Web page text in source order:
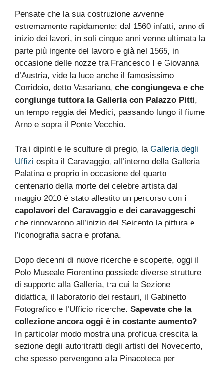
Pensate che la sua costruzione avvenne
estremamente rapidamente: dal 1560 infatti, anno di
inizio dei lavori, in soli cinque anni venne ultimata la
parte più ingente del lavoro e già nel 1565, in
occasione delle nozze tra Francesco I e Giovanna
d’Austria, vide la luce anche il famosissimo
Corridoio, detto Vasariano, che congiungeva e che
congiunge tuttora la Galleria con Palazzo Pitti,
un tempo reggia dei Medici, passando lungo il fiume
Arno e sopra il Ponte Vecchio.
Tra i dipinti e le sculture di pregio, la Galleria degli
Uffizi ospita il Caravaggio, all’interno della Galleria
Palatina e proprio in occasione del quarto
centenario della morte del celebre artista dal
maggio 2010 è stato allestito un percorso con i
capolavori del Caravaggio e dei caravaggeschi
che rinnovarono all’inizio del Seicento la pittura e
l’iconografia sacra e profana.
Dopo decenni di nuove ricerche e scoperte, oggi il
Polo Museale Fiorentino possiede diverse strutture
di supporto alla Galleria, tra cui la Sezione
didattica, il laboratorio dei restauri, il Gabinetto
Fotografico e l’Ufficio ricerche. Sapevate che la
collezione ancora oggi è in costante aumento?
In particolar modo mostra una proficua crescita la
sezione degli autoritratti degli artisti del Novecento,
che spesso pervengono alla Pinacoteca per